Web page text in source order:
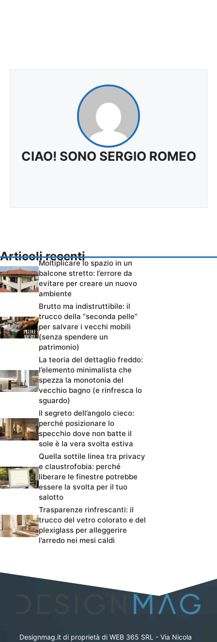
CIAO! SONO SERGIO ROMEO
Articoli recenti
Moltiplicare lo spazio in un
balcone stretto: l’errore da
evitare per creare un nuovo
ambiente
Brutto ma indistruttibile: il
trucco della “seconda pelle”
per salvare i vecchi mobili
(senza spendere un
patrimonio)
La teoria del dettaglio freddo:
l’elemento minimalista che
spezza la monotonia del
vecchio bagno (e rinfresca lo
sguardo)
Il segreto dell’angolo cieco:
perché posizionare lo
specchio dove non batte il
sole è la vera svolta estiva
Quella sottile linea tra privacy
e claustrofobia: perché
liberare le finestre potrebbe
essere la svolta per il tuo
salotto
Trasparenze rinfrescanti: il
trucco del vetro colorato e del
plexiglass per alleggerire
l’arredo nei mesi caldi
Designmag.it di proprietà di WEB 365 SRL - Via Nicola